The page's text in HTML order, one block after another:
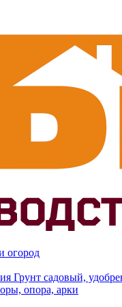
огород
Грунт садовый,
опора, арки